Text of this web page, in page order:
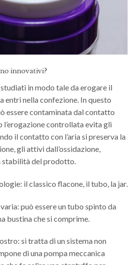
innovativi?
in modo tale da erogare il
entri nella confezione. In questo
essere contaminata dal contatto
controllata evita gli
il contatto con l’aria si preserva la
gli attivi dall’ossidazione,
stabilità del prodotto.
il classico flacone, il tubo, la jar.
può essere un tubo spinto da
bustina che si comprime.
si tratta di un sistema non
di una pompa meccanica